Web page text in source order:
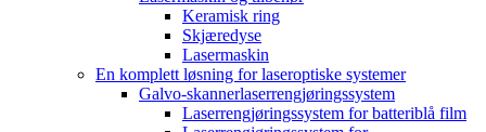
Keramisk ring
Skjæredyse
Lasermaskin
En komplett løsning for laseroptiske systemer
Galvo-skannerlaserrengjøringssystem
Laserrengjøringssystem for batteriblå film